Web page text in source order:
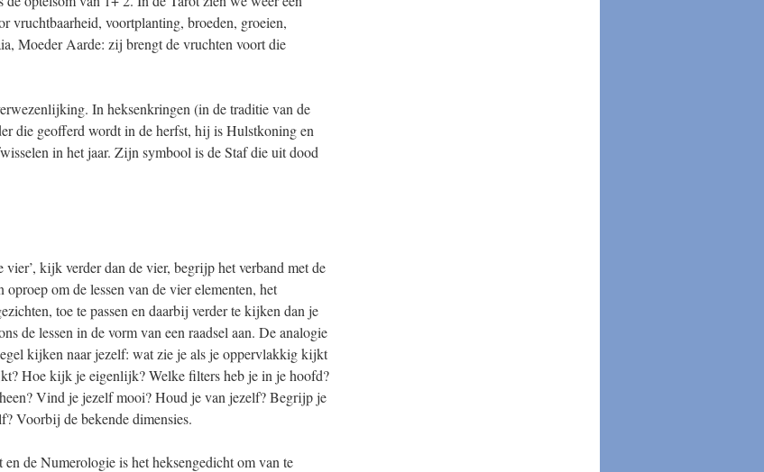
voortplanting, broeden, groeien,
Moeder Aarde: zij brengt de vruchten voort die
In heksenkringen (in de traditie van de
die geofferd wordt in de herfst, hij is Hulstkoning en
in het jaar. Zijn symbool is de Staf die uit dood
kijk verder dan de vier, begrijp het verband met de
om de lessen van de vier elementen, het
toe te passen en daarbij verder te kijken dan je
de lessen in de vorm van een raadsel aan. De analogie
kijken naar jezelf: wat zie je als je oppervlakkig kijkt
Hoe kijk je eigenlijk? Welke filters heb je in je hoofd?
Vind je jezelf mooi? Houd je van jezelf? Begrijp je
Voorbij de bekende dimensies.
de Numerologie is het heksengedicht om van te